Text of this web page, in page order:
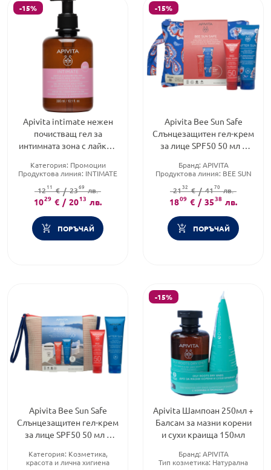
-15%
Apivita intimate нежен
почистващ гел за
интимната зона с лайка и
Категория: Промоции
Продуктова линия: INTIMATE
Форма на продукта:гел
1211 € / 2369 лв.
1029 € / 2013 лв.
ПОРЪЧАЙ
-15%
Apivita Bee Sun Safe
Слънцезащитен гел-крем
за лице SPF50 50 мл +
100мл
Бранд: APIVITA
Продуктова линия: BEE SUN
Слънцезащитен фактор:
50
2132 € / 4170 лв.
1809 € / 3538 лв.
ПОРЪЧАЙ
Apivita Bee Sun Safe
Слънцезащитен гел-крем
за лице SPF50 50 мл +
100мл
Категория: Козметика,
красота и лична хигиена
-15%
Apivita Шампоан 250мл +
Балсам за мазни корени
и сухи краища 150мл
Бранд: APIVITA
Тип козметика: Натурална